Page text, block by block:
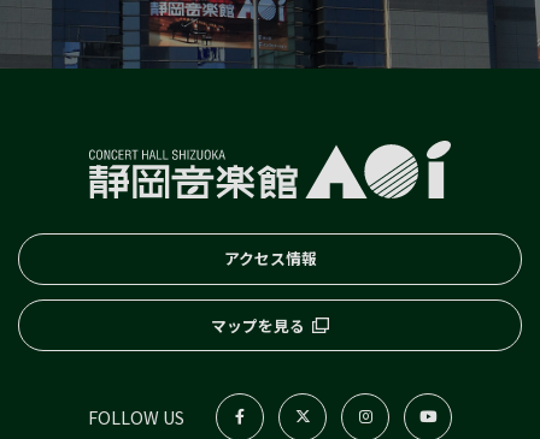
小学校高学年のためのオルガンコンサート
AOI通信
セキュリティーポリシー
SNSポリシー
English
アクセス情報
マップを見る
FOLLOW US